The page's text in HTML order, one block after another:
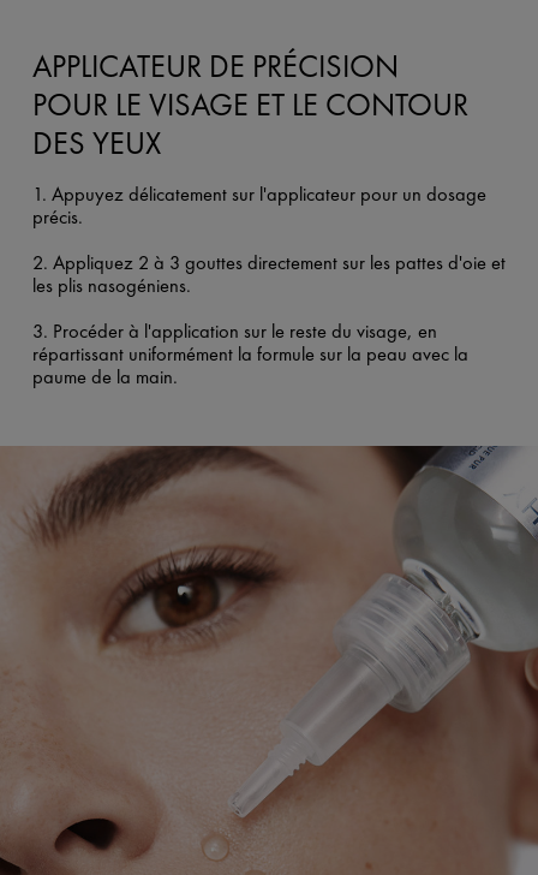
APPLICATEUR DE PRÉCISION
POUR LE VISAGE ET LE CONTOUR
DES YEUX
1. Appuyez délicatement sur l'applicateur pour un dosage
précis.
2. Appliquez 2 à 3 gouttes directement sur les pattes d'oie et
les plis nasogéniens.
3. Procéder à l'application sur le reste du visage, en
répartissant uniformément la formule sur la peau avec la
paume de la main.